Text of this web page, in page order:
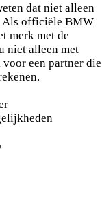
dat niet alleen
Als officiële BMW
merk met de
niet alleen met
een partner die